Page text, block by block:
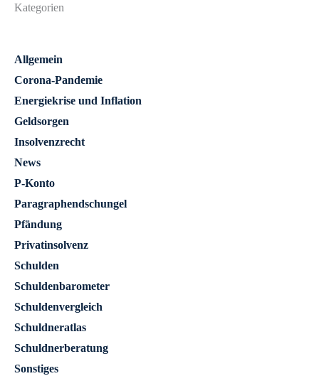
Kategorien
Allgemein
Corona-Pandemie
Energiekrise und Inflation
Geldsorgen
Insolvenzrecht
News
P-Konto
Paragraphendschungel
Pfändung
Privatinsolvenz
Schulden
Schuldenbarometer
Schuldenvergleich
Schuldneratlas
Schuldnerberatung
Sonstiges